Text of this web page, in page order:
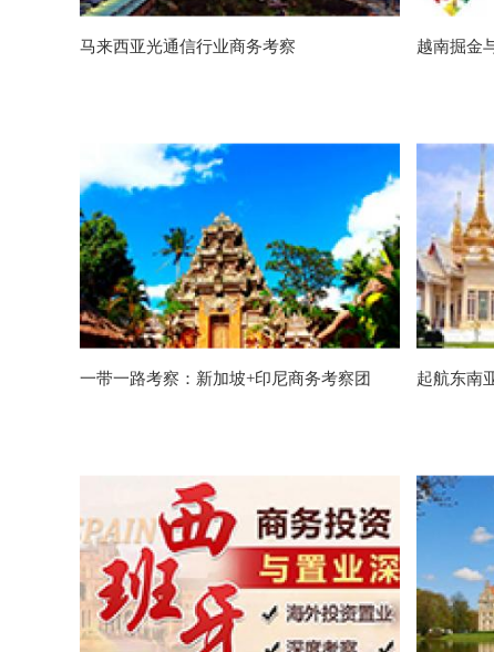
马来西亚光通信行业商务考察 越南掘金
一带一路考察：新加坡+印尼商务考察团 起航东南